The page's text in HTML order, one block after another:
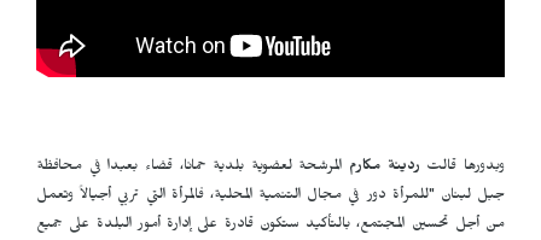
وبدورها قالت ردينة مكارم المرشحة لعضوية بلدية حمانا، قضاء بعبدا في محافظة
جبل لبنان "للمرأة دور في مجال التنمية المحلية، فالمرأة التي تربي أجيالاً وتعمل
من أجل تحسين المجتمع، بالتأكيد ستكون قادرة على إدارة أمور البلدة على جميع